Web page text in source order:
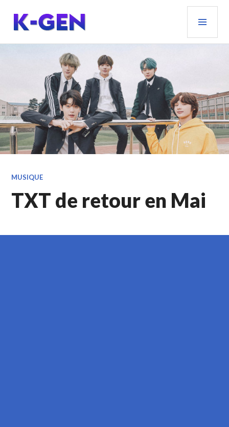
contenu
principal
K-GEN
MUSIQUE
TXT de retour en Mai